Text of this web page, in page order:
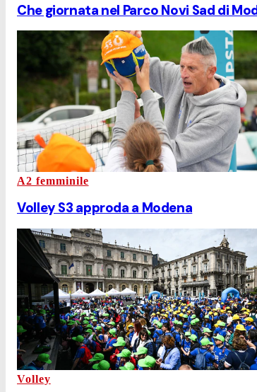
Che giornata nel Parco Novi Sad di
A2 femminile
Volley S3 approda a Modena
Volley